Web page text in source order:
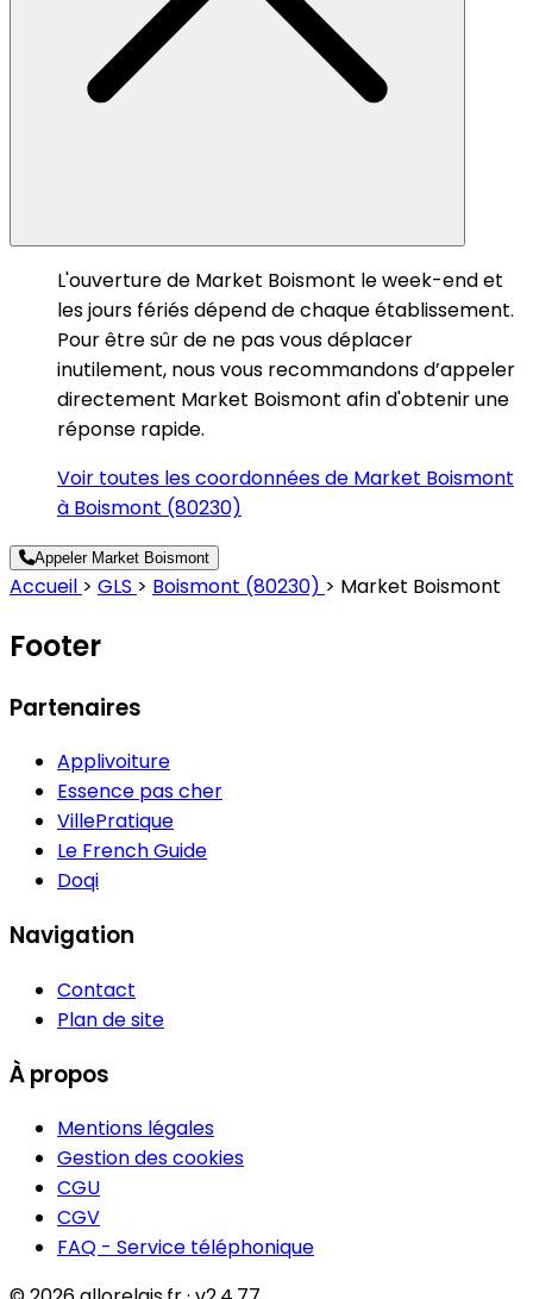
L'ouverture de Market Boismont le week-end et
les jours fériés dépend de chaque établissement.
Pour être sûr de ne pas vous déplacer
inutilement, nous vous recommandons d’appeler
directement Market Boismont afin d'obtenir une
réponse rapide.
Voir toutes les coordonnées de Market Boismont
à Boismont (80230)
Appeler Market Boismont
Accueil > GLS > Boismont (80230) > Market Boismont
Footer
Partenaires
Applivoiture
Essence pas cher
VillePratique
Le French Guide
Doqi
Navigation
Contact
Plan de site
À propos
Mentions légales
Gestion des cookies
CGU
CGV
FAQ - Service téléphonique